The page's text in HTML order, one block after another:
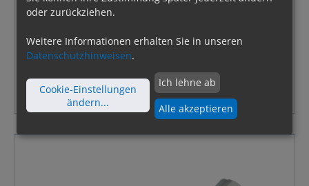
Bitte melden Sie sich an, um Preise zu sehen und
den Warenkorb nutzen zu können
oder zurückziehen.
Weitere Informationen erhalten Sie in unseren
Datenschutzhinweisen.
Cookie-Einstellungen
ändern...
Ich lehne ab
Alle akzeptieren